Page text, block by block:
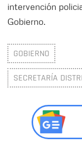
intervención
Gobierno.
GOBIERNO
SECRETARÍA